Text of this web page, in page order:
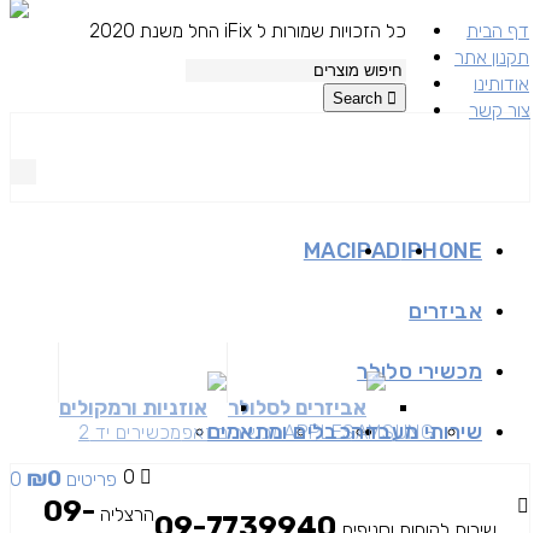
דף הבית
תקנון אתר
אודותינו
צור קשר
כל הזכויות שמורות ל iFix החל משנת 2020
IPHONE
IPAD
MAC
אביזרים
אביזרים לסלולר אוזניות ורמקולים
מכשירי סלולר
SAMSUNG
APPLEמכשירים זאפמכשירים יד 2 שירותי מעבדהכבלים ומתאמים
0 0 פריטים ₪0
Search
הרצליה 09-